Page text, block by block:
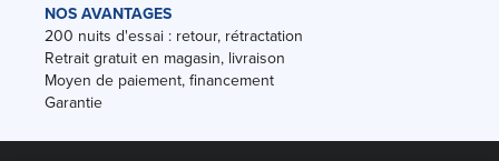
NOS AVANTAGES
200 nuits d'essai : retour, rétractation
Retrait gratuit en magasin, livraison
Moyen de paiement, financement
Garantie